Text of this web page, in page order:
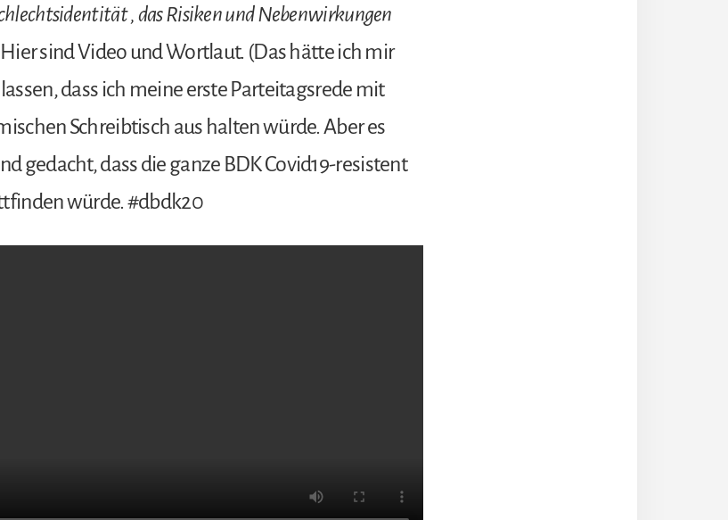
, das Risiken und Nebenwirkungen
Hier sind Video und Wortlaut. (Das hätte ich mir
dass ich meine erste Parteitagsrede mit
Schreibtisch aus halten würde. Aber es
gedacht, dass die ganze BDK Covid19-resistent
würde. #dbdk20